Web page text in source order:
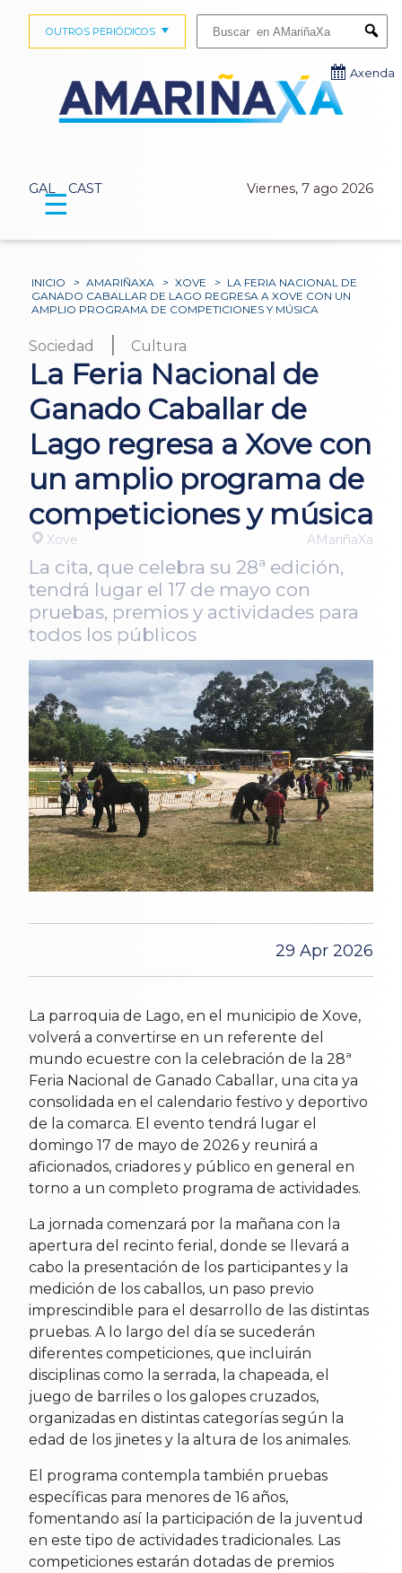
GAL CAST Viernes, 7 ago 2026
OUTROS PERIÓDICOS
Axenda
☰
INICIO > AMARIÑAXA > XOVE > LA FERIA NACIONAL DE
GANADO CABALLAR DE LAGO REGRESA A XOVE CON UN
AMPLIO PROGRAMA DE COMPETICIONES Y MÚSICA
Sociedad | Cultura
La Feria Nacional de
Ganado Caballar de
Lago regresa a Xove con
un amplio programa de
competiciones y música
Xove AMariñaXa
La cita, que celebra su 28ª edición,
tendrá lugar el 17 de mayo con
pruebas, premios y actividades para
todos los públicos
29 Apr 2026
La parroquia de Lago, en el municipio de Xove,
volverá a convertirse en un referente del
mundo ecuestre con la celebración de la 28ª
Feria Nacional de Ganado Caballar, una cita ya
consolidada en el calendario festivo y deportivo
de la comarca. El evento tendrá lugar el
domingo 17 de mayo de 2026 y reunirá a
aficionados, criadores y público en general en
torno a un completo programa de actividades.
La jornada comenzará por la mañana con la
apertura del recinto ferial, donde se llevará a
cabo la presentación de los participantes y la
medición de los caballos, un paso previo
imprescindible para el desarrollo de las distintas
pruebas. A lo largo del día se sucederán
diferentes competiciones, que incluirán
disciplinas como la serrada, la chapeada, el
juego de barriles o los galopes cruzados,
organizadas en distintas categorías según la
edad de los jinetes y la altura de los animales.
El programa contempla también pruebas
específicas para menores de 16 años,
fomentando así la participación de la juventud
en este tipo de actividades tradicionales. Las
competiciones estarán dotadas de premios